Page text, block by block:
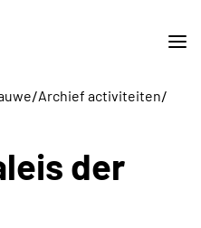
/Archief activiteiten/
der